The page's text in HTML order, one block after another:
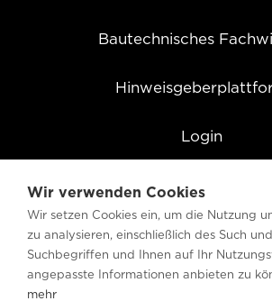
Bautechnisches
Login
Cookie Einstellungen
Wir verwenden Cookies
Wir setzen Cookies ein, um die Nutzung
zu analysieren, einschließlich des Such
Suchbegriffen und Ihnen auf Ihr
angepasste Informationen anbieten zu
mehr